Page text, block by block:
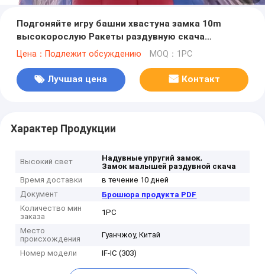
Подгоняйте игру башни хвастуна замка 10m
высокорослую Ракеты раздувную скача
напольную
Цена：Подлежит обсуждению MOQ：1PC
Лучшая цена Контакт
Характер Продукции
Высокий свет Надувные упругий замок,
Замок малышей раздувной скача
Время доставки
в течение 10 дней
Документ
Брошюра продукта PDF
Количество мин
заказа
1PC
Место
происхождения
Гуанчжоу, Китай
Номер модели IF-IC (303)